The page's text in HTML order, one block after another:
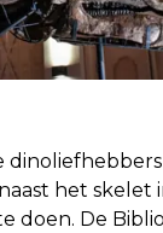
het skelet
doen. De